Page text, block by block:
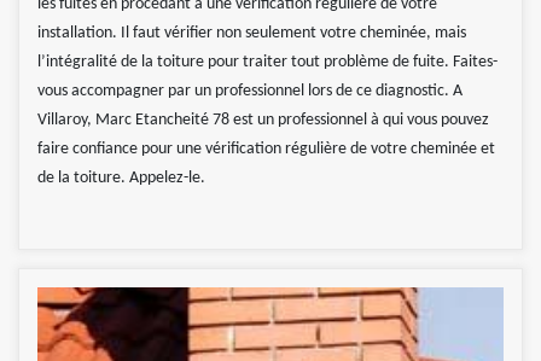
les fuites en procédant à une vérification régulière de votre
installation. Il faut vérifier non seulement votre cheminée, mais
l’intégralité de la toiture pour traiter tout problème de fuite. Faites-
vous accompagner par un professionnel lors de ce diagnostic. A
Villaroy, Marc Etancheité 78 est un professionnel à qui vous pouvez
faire confiance pour une vérification régulière de votre cheminée et
de la toiture. Appelez-le.